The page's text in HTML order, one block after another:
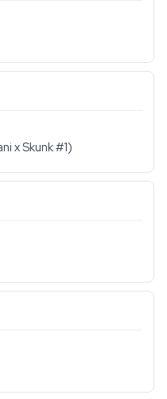
x Skunk #1)